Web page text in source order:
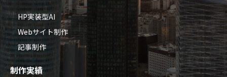
HP実装型AI
Webサイト制作
記事制作
制作実績